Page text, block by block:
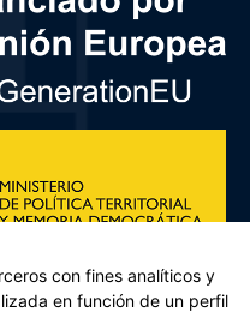
con fines analíticos y
en función de un perfil